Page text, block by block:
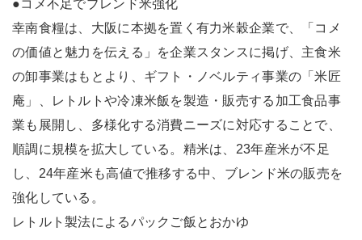
●コメ不足でブレンド米強化
幸南食糧は、大阪に本拠を置く有力米穀企業で、「コメ
の価値と魅力を伝える」を企業スタンスに掲げ、主食米
の卸事業はもとより、ギフト・ノベルティ事業の「米匠
庵」、レトルトや冷凍米飯を製造・販売する加工食品事
業も展開し、多様化する消費ニーズに対応することで、
順調に規模を拡大している。精米は、23年産米が不足
し、24年産米も高値で推移する中、ブレンド米の販売を
強化している。
レトルト製法によるパックご飯とおかゆ